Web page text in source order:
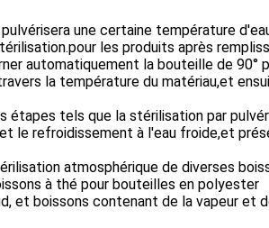
une certaine température
les produits après
automatiquement la bouteille de 90°
la température du matériau,et
étapes tels que la stérilisation par
le refroidissement à l'eau froide,et
atmosphérique de diverses
à thé pour bouteilles en polyester
et boissons contenant de la vapeur et